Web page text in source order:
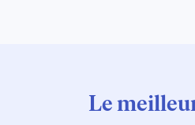
Le